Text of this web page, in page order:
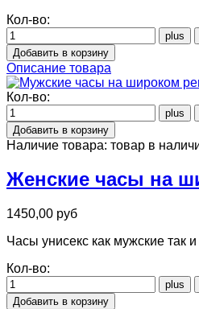
Кол-во:
Описание товара
Кол-во:
Наличие товара: товар в
Женские часы на
1450,00 руб
Часы унисекс как мужские
Кол-во: